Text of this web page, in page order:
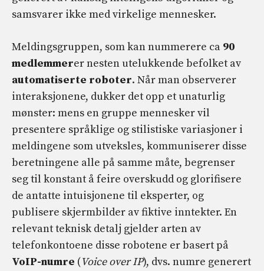
samsvarer ikke med virkelige mennesker.
Meldingsgruppen, som kan nummerere ca 90
medlemmerer nesten utelukkende befolket av
automatiserte roboter. Når man observerer
interaksjonene, dukker det opp et unaturlig
mønster: mens en gruppe mennesker vil
presentere språklige og stilistiske variasjoner i
meldingene som utveksles, kommuniserer disse
beretningene alle på samme måte, begrenser
seg til konstant å feire overskudd og glorifisere
de antatte intuisjonene til eksperter, og
publisere skjermbilder av fiktive inntekter. En
relevant teknisk detalj gjelder arten av
telefonkontoene disse robotene er basert på
VoIP-numre (Voice over IP), dvs. numre generert